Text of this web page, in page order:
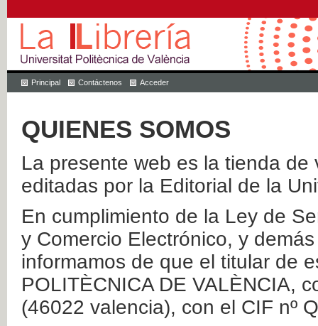
Principal Contáctenos Acceder
QUIENES SOMOS
La presente web es la tienda
editadas por la Editorial de la
En cumplimiento de la Ley de
y Comercio Electrónico, y
informamos de que el titular de
POLITÈCNICA DE VALÈNCIA,
(46022 valencia), con el CIF nº